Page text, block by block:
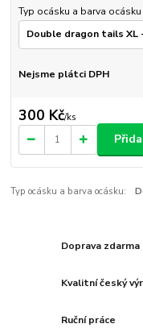
Typ ocásku a barva ocásku
Nejsme plátci DPH
300 Kč/ks
Typ ocásku a barva ocásku:
Doprava zdarma
Kvalitní český
Ruční práce